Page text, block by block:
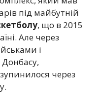
під майбутній
, що в 2015
Але через
і
через